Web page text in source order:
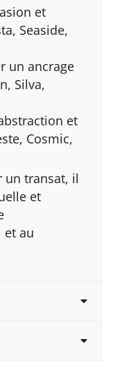
et
Seaside,
un ancrage
Silva,
et
Cosmic,
un transat, il
et
et au